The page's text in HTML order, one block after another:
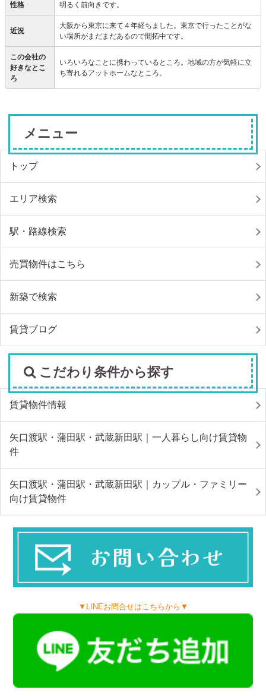
性格 明るく前向きです。
近況
大阪から東京に来て４年経ちました。東京で行ったことがな
い場所がまだまだあるので開拓中です。
この会社の
好きなとこ
ろ
いろいろなことに携わっているところ。地域の方が気軽に立
ち寄れるアットホームなところ。
メニュー
トップ
エリア検索
駅・路線検索
売買物件はこちら
新築で検索
賃貸ブログ
こだわり条件から探す
賃貸物件情報
矢口渡駅・蒲田駅・武蔵新田駅｜一人暮らし向け賃貸物
件
矢口渡駅・蒲田駅・武蔵新田駅｜カップル・ファミリー
向け賃貸物件
▼LINEお問合せはこちらから▼